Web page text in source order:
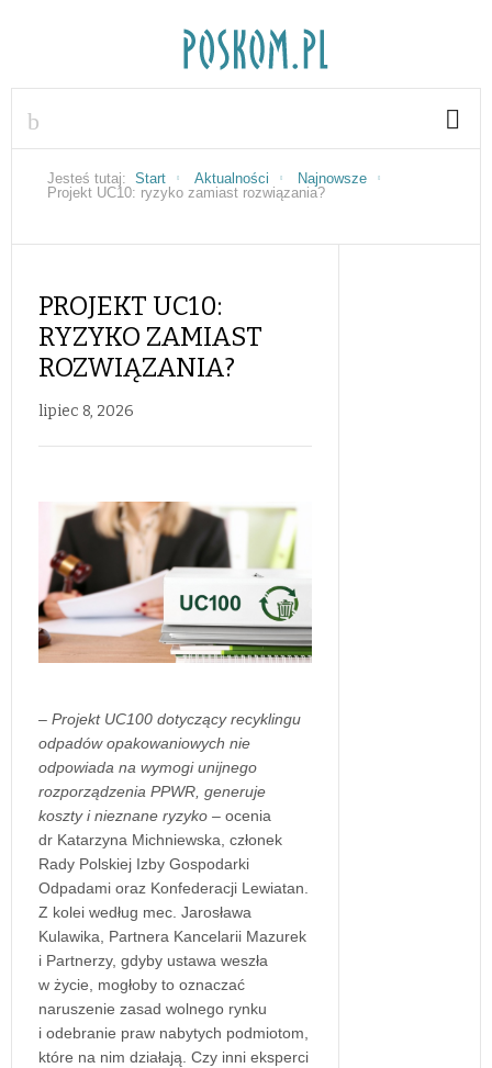
Jesteś tutaj: Start Aktualności
Najnowsze
Projekt UC10: ryzyko zamiast rozwiązania?
PROJEKT UC10:
RYZYKO ZAMIAST
ROZWIĄZANIA?
lipiec 8, 2026
– Projekt UC100 dotyczący recyklingu
odpadów opakowaniowych nie
odpowiada na wymogi unijnego
rozporządzenia PPWR, generuje
koszty i nieznane ryzyko – ocenia
dr Katarzyna Michniewska, członek
Rady Polskiej Izby Gospodarki
Odpadami oraz Konfederacji Lewiatan.
Z kolei według mec. Jarosława
Kulawika, Partnera Kancelarii Mazurek
i Partnerzy, gdyby ustawa weszła
w życie, mogłoby to oznaczać
naruszenie zasad wolnego rynku
i odebranie praw nabytych podmiotom,
które na nim działają. Czy inni eksperci